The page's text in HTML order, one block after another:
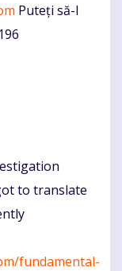
Puteți să-l
to translate
fundamental-